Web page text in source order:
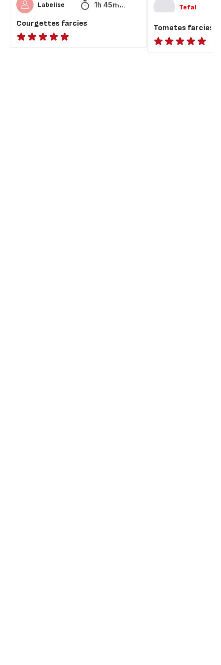
Labelise 1h 45min
Courgettes farcies
ratings.NaN
Tefal
Tomates farcies
ratings.NaN